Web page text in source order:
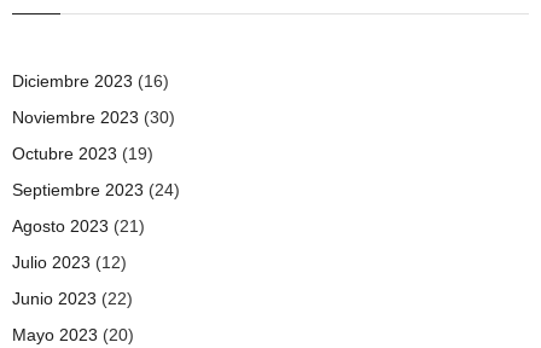
Diciembre 2023 (16)
Noviembre 2023 (30)
Octubre 2023 (19)
Septiembre 2023 (24)
Agosto 2023 (21)
Julio 2023 (12)
Junio 2023 (22)
Mayo 2023 (20)